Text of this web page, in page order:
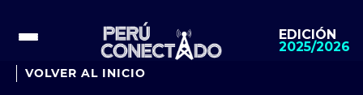
EDICIÓN
2025/2026
VOLVER AL INICIO